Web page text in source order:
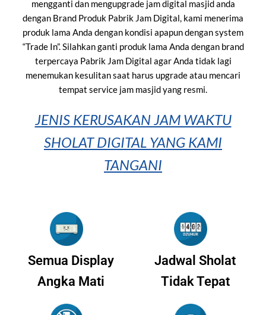
mengganti dan mengupgrade jam digital masjid anda
dengan Brand Produk Pabrik Jam Digital, kami menerima
produk lama Anda dengan kondisi apapun dengan system
“Trade In”. Silahkan ganti produk lama Anda dengan brand
terpercaya Pabrik Jam Digital agar Anda tidak lagi
menemukan kesulitan saat harus upgrade atau mencari
tempat service jam masjid yang resmi.
JENIS KERUSAKAN JAM WAKTU
SHOLAT DIGITAL YANG KAMI
TANGANI
Semua Display
Angka Mati
Jadwal Sholat
Tidak Tepat